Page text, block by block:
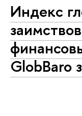
Индекс
GlobBaro